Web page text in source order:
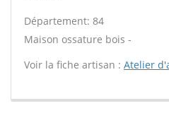
Département: 84
Maison ossature bois -
Voir la fiche artisan : Atelier